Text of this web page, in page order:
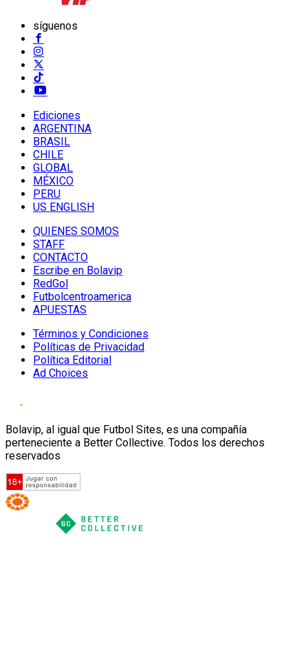
síguenos
Ediciones
ARGENTINA
BRASIL
CHILE
GLOBAL
MÉXICO
PERU
US ENGLISH
QUIENES SOMOS
STAFF
CONTACTO
Escribe en Bolavip
RedGol
Futbolcentroamerica
APUESTAS
Términos y Condiciones
Políticas de Privacidad
Política Editorial
Ad Choices
Bolavip, al igual que Futbol Sites, es una compañía
perteneciente a Better Collective. Todos los derechos
reservados